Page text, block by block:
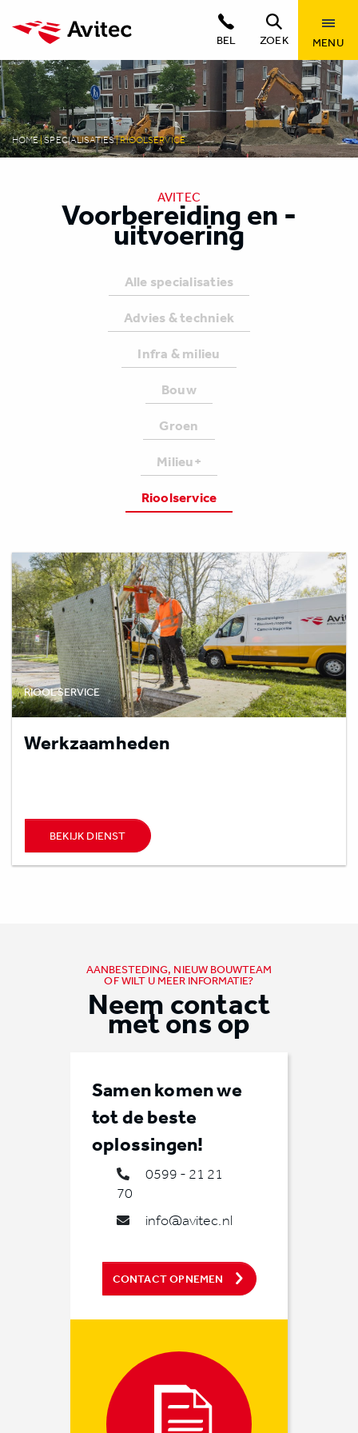
BEL ZOEK MENU
HOME|SPECIALISATIES|RIOOLSERVICE
AVITEC
Voorbereiding en -
uitvoering
Alle specialisaties
Advies & techniek
Infra & milieu
Bouw
Groen
Milieu+
Rioolservice
RIOOLSERVICE
Werkzaamheden
BEKIJK DIENST
AANBESTEDING, NIEUW BOUWTEAM
OF WILT U MEER INFORMATIE?
Neem contact
met ons op
Samen komen we
tot de beste
oplossingen!
0599 - 21 21
70
info@avitec.nl
CONTACT OPNEMEN